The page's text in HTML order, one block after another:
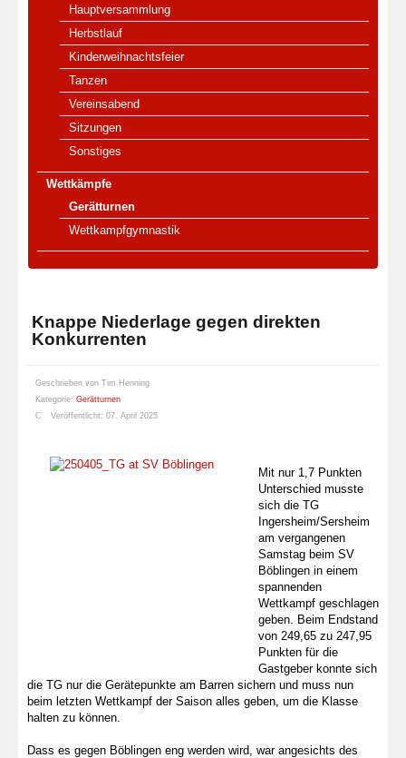
Hauptversammlung
Herbstlauf
Kinderweihnachtsfeier
Tanzen
Vereinsabend
Sitzungen
Sonstiges
Wettkämpfe
Gerätturnen
Wettkampfgymnastik
Knappe Niederlage gegen direkten
Konkurrenten
Geschrieben von Tim Henning
Kategorie: Gerätturnen
Veröffentlicht: 07. April 2025
Mit nur 1,7 Punkten
Unterschied musste
sich die TG
Ingersheim/Sersheim
am vergangenen
Samstag beim SV
Böblingen in einem
spannenden
Wettkampf geschlagen
geben. Beim Endstand
von 249,65 zu 247,95
Punkten für die
Gastgeber konnte sich
die TG nur die Gerätepunkte am Barren sichern und muss nun
beim letzten Wettkampf der Saison alles geben, um die Klasse
halten zu können.
Dass es gegen Böblingen eng werden wird, war angesichts des